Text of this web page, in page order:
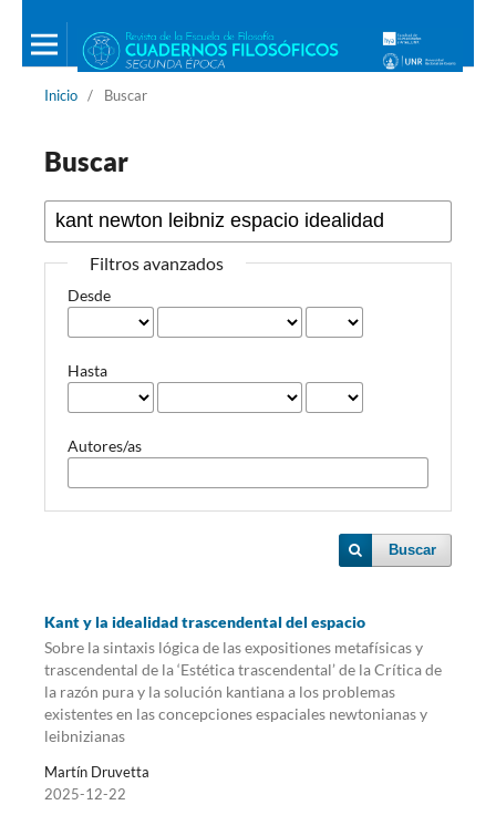
Inicio / Buscar
Buscar
Filtros avanzados
Desde
Hasta
Autores/as
Buscar
Kant y la idealidad trascendental del espacio
Sobre la sintaxis lógica de las expositiones metafísicas y
trascendental de la ‘Estética trascendental’ de la Crítica de
la razón pura y la solución kantiana a los problemas
existentes en las concepciones espaciales newtonianas y
leibnizianas
Martín Druvetta
2025-12-22